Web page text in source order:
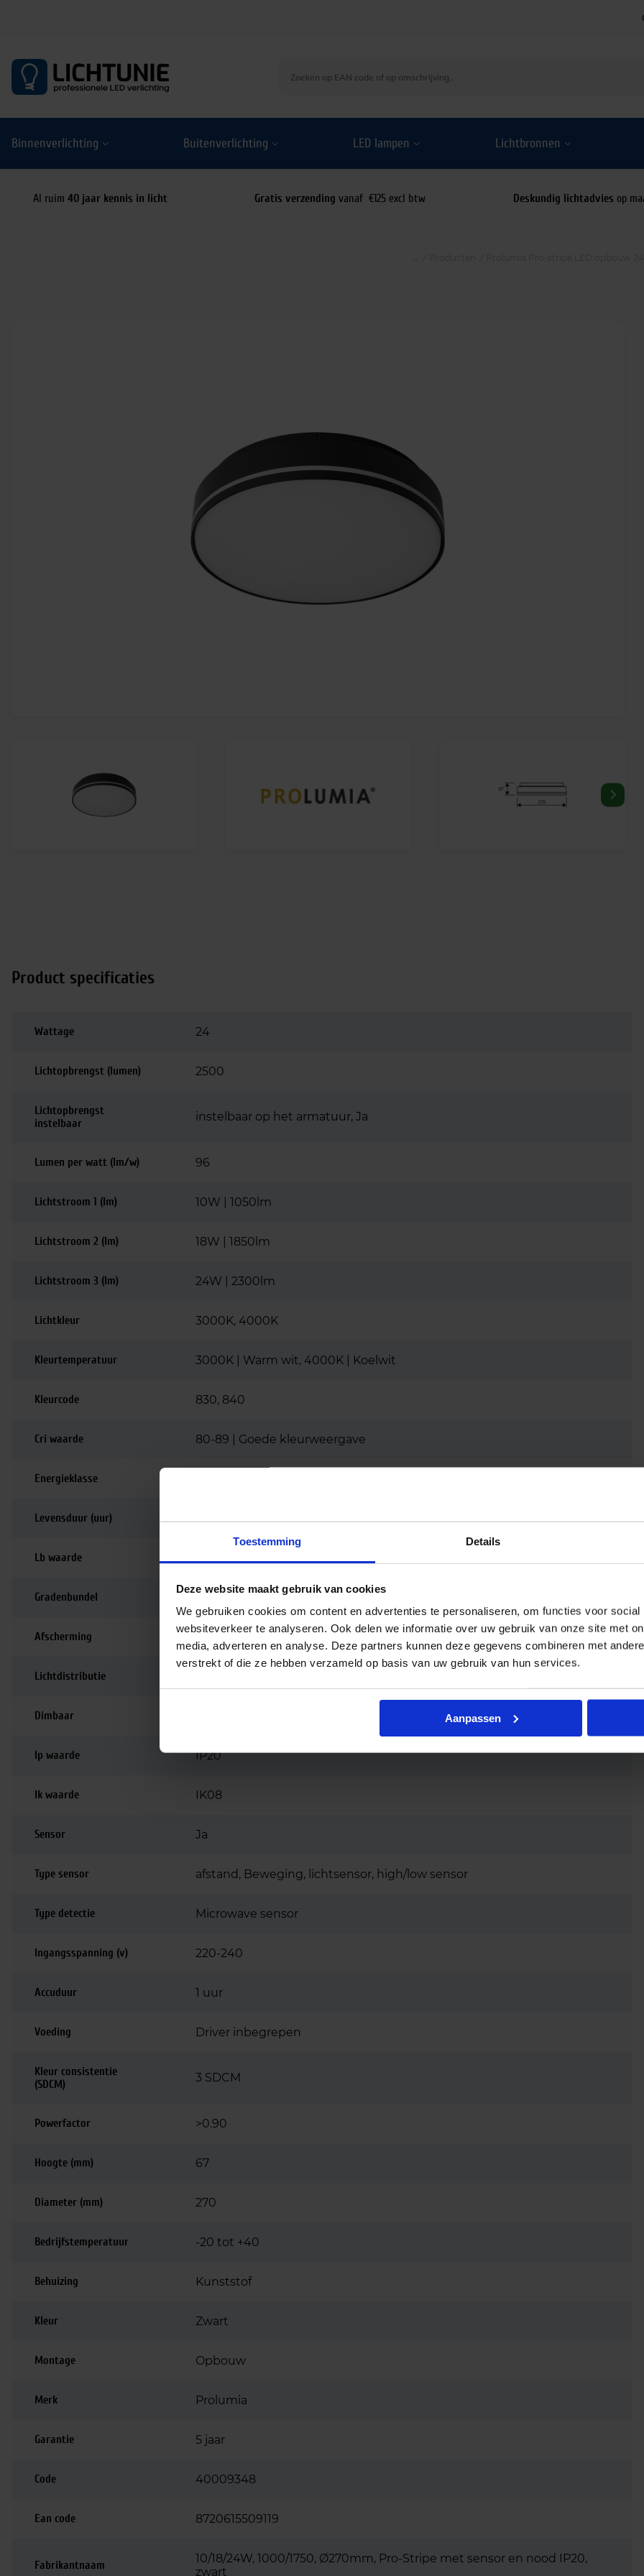
Toestemming Details
Deze website maakt gebruik van cookies
We gebruiken cookies om content en advertenties te personaliseren, om functies voor
websiteverkeer te analyseren. Ook delen we informatie over uw gebruik van onze site met
media, adverteren en analyse. Deze partners kunnen deze gegevens combineren met
verstrekt of die ze hebben verzameld op basis van uw gebruik van hun services.
Aanpassen
Binnenverlichting Buitenverlichting LED lampen Lichtbronnen
Al ruim 40 jaar kennis in licht Gratis verzending vanaf €125 excl btw Deskundig lichtadvies op
Product specificaties
Wattage 24
Lichtopbrengst (lumen) 2500
Lichtopbrengst
instelbaar
instelbaar op het armatuur, Ja
Lumen per watt (lm/w) 96
Lichtstroom 1 (lm) 10W | 1050lm
Lichtstroom 2 (lm) 18W | 1850lm
Lichtstroom 3 (lm) 24W | 2300lm
Lichtkleur 3000K, 4000K
Kleurtemperatuur 3000K | Warm wit, 4000K | Koelwit
Kleurcode 830, 840
Cri waarde 80-89 | Goede kleurweergave
Energieklasse
Levensduur (uur) 80.000
Lb waarde L80B10
Gradenbundel 80 graden
Afscherming Opaal / mat
Lichtdistributie
Dimbaar
Ip waarde IP20
Ik waarde IK08
Sensor Ja
Type sensor afstand, Beweging, lichtsensor, high/low sensor
Type detectie Microwave sensor
Ingangsspanning (v) 220-240
Accuduur 1 uur
Voeding Driver inbegrepen
Kleur consistentie
(SDCM)
3 SDCM
Powerfactor >0.90
Hoogte (mm) 67
Diameter (mm) 270
Bedrijfstemperatuur -20 tot +40
Behuizing Kunststof
Kleur Zwart
Montage Opbouw
Merk Prolumia
Garantie 5 jaar
Code 40009348
Ean code 8720615509119
Fabrikantnaam
10/18/24W, 1000/1750, Ø270mm, Pro-Stripe met sensor en nood IP20,
zwart